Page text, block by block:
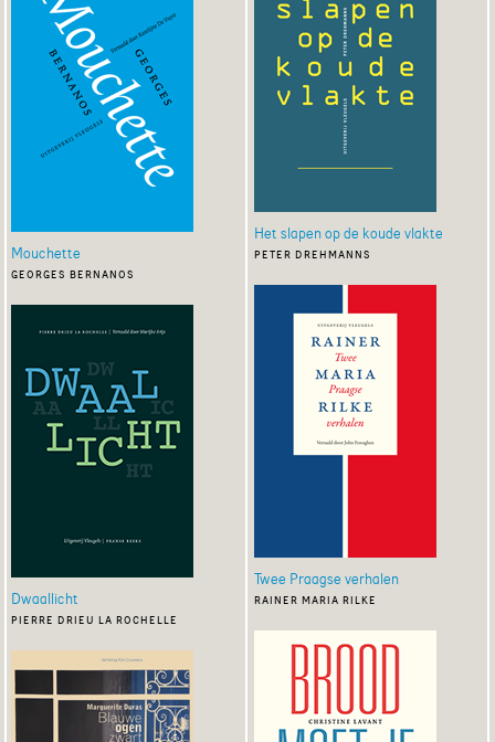
Mouchette
georges bernanos
Dwaallicht
pierre drieu la rochelle
Het slapen op de koude vlakte
peter drehmanns
Twee Praagse verhalen
rainer maria rilke